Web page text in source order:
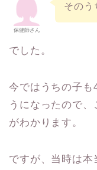
保健師さん
そのう
でした。
今ではうちの子も
うになったので
がわかります。
ですが、当時は